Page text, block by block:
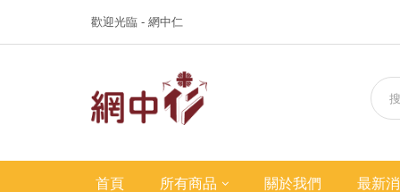
歡迎光臨 - 網中仁
首頁 所有商品 關於我們 最新